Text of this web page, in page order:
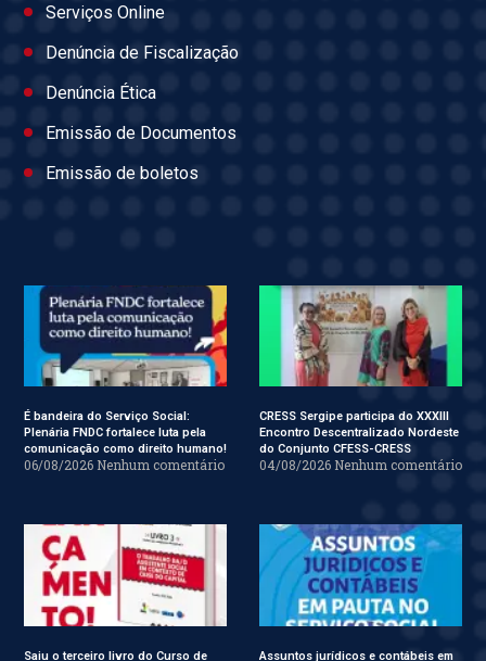
Serviços Online
Denúncia de Fiscalização
Denúncia Ética
Emissão de Documentos
Emissão de boletos
É bandeira do Serviço Social:
Plenária FNDC fortalece luta pela
comunicação como direito humano!
06/08/2026 Nenhum comentário
CRESS Sergipe participa do XXXIII
Encontro Descentralizado Nordeste
do Conjunto CFESS-CRESS
04/08/2026 Nenhum comentário
Saiu o terceiro livro do Curso de Assuntos jurídicos e contábeis em